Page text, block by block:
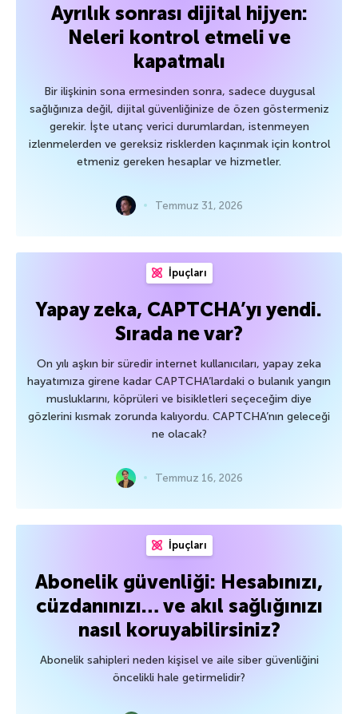
Ayrılık sonrası dijital hijyen:
Neleri kontrol etmeli ve
kapatmalı
Bir ilişkinin sona ermesinden sonra, sadece duygusal
sağlığınıza değil, dijital güvenliğinize de özen göstermeniz
gerekir. İşte utanç verici durumlardan, istenmeyen
izlenmelerden ve gereksiz risklerden kaçınmak için kontrol
etmeniz gereken hesaplar ve hizmetler.
Temmuz 31, 2026
İpuçları
Yapay zeka, CAPTCHA’yı yendi.
Sırada ne var?
On yılı aşkın bir süredir internet kullanıcıları, yapay zeka
hayatımıza girene kadar CAPTCHA’lardaki o bulanık yangın
musluklarını, köprüleri ve bisikletleri seçeceğim diye
gözlerini kısmak zorunda kalıyordu. CAPTCHA’nın geleceği
ne olacak?
Temmuz 16, 2026
İpuçları
Abonelik güvenliği: Hesabınızı,
cüzdanınızı… ve akıl sağlığınızı
nasıl koruyabilirsiniz?
Abonelik sahipleri neden kişisel ve aile siber güvenliğini
öncelikli hale getirmelidir?